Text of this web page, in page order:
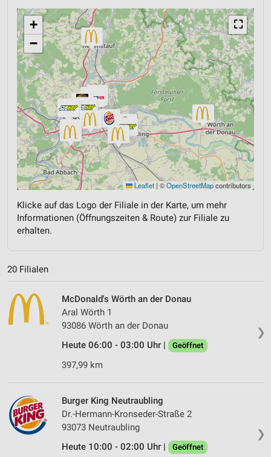
⛶
+
−
Leaflet | ©OpenStreetMapcontributors
Klicke auf das Logo der Filiale in der Karte, um mehr
Informationen (Öffnungszeiten & Route) zur Filiale zu
erhalten.
20 Filialen
❯
McDonald's Wörth an der Donau
Aral Wörth 1
93086 Wörth an der Donau
Heute 06:00 - 03:00 Uhr |
Geöffnet
397,99 km
❯
Burger King Neutraubling
Dr.-Hermann-Kronseder-Straße 2
93073 Neutraubling
Heute 10:00 - 02:00 Uhr |
Geöffnet